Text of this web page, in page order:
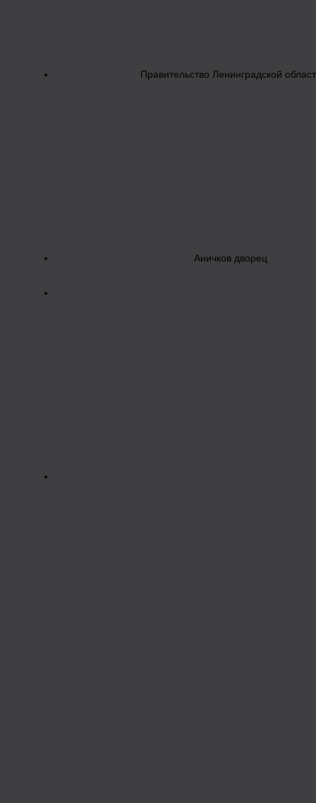
Правительство Ленинградской
Аничков дворец